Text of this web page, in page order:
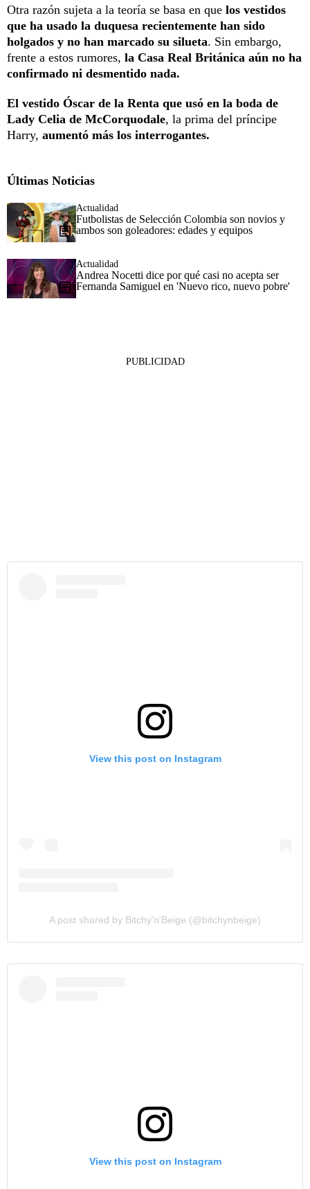
Otra razón sujeta a la teoría se basa en que los vestidos
que ha usado la duquesa recientemente han sido
holgados y no han marcado su silueta. Sin embargo,
frente a estos rumores, la Casa Real Británica aún no ha
confirmado ni desmentido nada.
El vestido Óscar de la Renta que usó en la boda de
Lady Celia de McCorquodale, la prima del príncipe
Harry, aumentó más los interrogantes.
Últimas Noticias
Actualidad
Futbolistas de Selección Colombia son novios y
ambos son goleadores: edades y equipos
Actualidad
Andrea Nocetti dice por qué casi no acepta ser
Fernanda Samiguel en 'Nuevo rico, nuevo pobre'
PUBLICIDAD
View this post on Instagram
A post shared by Bitchy'n'Beige (@bitchynbeige)
View this post on Instagram